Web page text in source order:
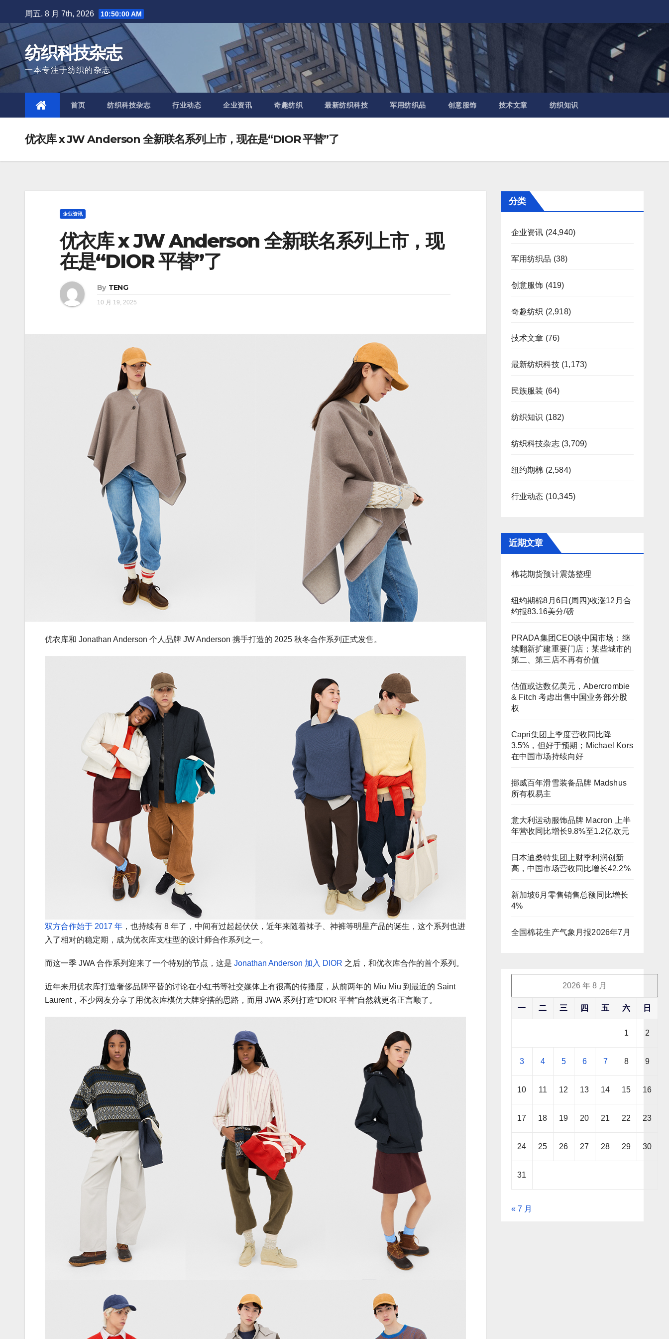
to
content
周五. 8 月 7th, 2026 10:50:02 AM
纺织科技杂志
一本专注于纺织的杂志
首页 纺织科技杂志 行业动态 企业资讯 奇趣纺织 最新纺织科技 军用纺织品 创意服饰 技术文章 纺织知识
优衣库 x JW Anderson 全新联名系列上市，现在是“DIOR 平替”了
企业资讯
优衣库 x JW Anderson 全新联名系列上市，现
在是“DIOR 平替”了
By TENG
10 月 19, 2025
优衣库和 Jonathan Anderson 个人品牌 JW Anderson 携手打造的 2025 秋冬合作系列正式发售。
双方合作始于 2017 年 ，也持续有 8 年了，中间有过起起伏伏，近年来随着袜子、神裤等明星产品的诞生，这个系列也进
入了相对的稳定期，成为优衣库支柱型的设计师合作系列之一。
而这一季 JWA 合作系列迎来了一个特别的节点，这是 Jonathan Anderson 加入 DIOR 之后，和优衣库合作的首个系列。
近年来用优衣库打造奢侈品牌平替的讨论在小红书等社交媒体上有很高的传播度，从前两年的 Miu Miu 到最近的 Saint
Laurent，不少网友分享了用优衣库模仿大牌穿搭的思路，而用 JWA 系列打造“DIOR 平替”自然就更名正言顺了。
分类
企业资讯 (24,940)
军用纺织品 (38)
创意服饰 (419)
奇趣纺织 (2,918)
技术文章 (76)
最新纺织科技(1,173)
民族服装 (64)
纺织知识 (182)
纺织科技杂志(3,709)
纽约期棉 (2,584)
行业动态 (10,345)
近期文章
棉花期货预计震荡整理
纽约期棉8月6日(周四)收涨12月合
约报83.16美分/磅
PRADA集团CEO谈中国市场：继
续翻新扩建重要门店；某些城市的
第二、第三店不再有价值
估值或达数亿美元，Abercrombie
& Fitch 考虑出售中国业务部分股
权
Capri集团上季度营收同比降
3.5%，但好于预期；Michael Kors
在中国市场持续向好
挪威百年滑雪装备品牌 Madshus
所有权易主
意大利运动服饰品牌 Macron 上半
年营收同比增长9.8%至1.2亿欧元
日本迪桑特集团上财季利润创新
高，中国市场营收同比增长42.2%
新加坡6月零售销售总额同比增长
4%
全国棉花生产气象月报2026年7月
2026 年 8 月
一 二 三 四 五 六 日
1 2
3 4 5 6 7 8 9
10 11 12 13 14 15 16
17 18 19 20 21 22 23
24 25 26 27 28 29 30
31
« 7 月